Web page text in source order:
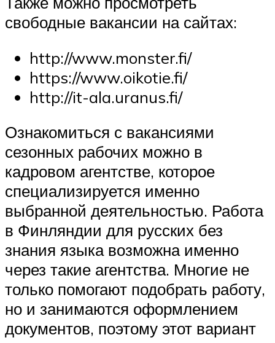
свободные вакансии на сайтах:
http://www.monster.fi/
https://www.oikotie.fi/
http://it-ala.uranus.fi/
Ознакомиться с вакансиями
сезонных рабочих можно в
кадровом агентстве, которое
специализируется именно
выбранной деятельностью. Работа
в Финляндии для русских без
знания языка возможна именно
через такие агентства. Многие не
только помогают подобрать работу,
но и занимаются оформлением
документов, поэтому этот вариант